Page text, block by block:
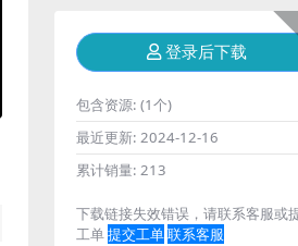
登录后下载
包含资源: (1个)
最近更新: 2024-12-16
累计销量: 213
下载链接失效错误，请联系客服或
工单提交工单联系客服